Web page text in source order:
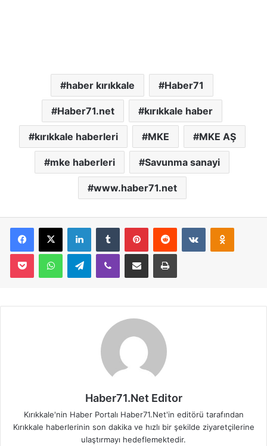
haber kırıkkale Haber71
Haber71.net kırıkkale haber
kırıkkale haberleri MKE MKE AŞ
mke haberleri Savunma sanayi
www.haber71.net
Telegram
Haber71.Net Editor
Kırıkkale'nin Haber Portalı Haber71.Net'in editörü tarafından
Kırıkkale haberlerinin son dakika ve hızlı bir şekilde ziyaretçilerine
ulaştırmayı hedeflemektedir.